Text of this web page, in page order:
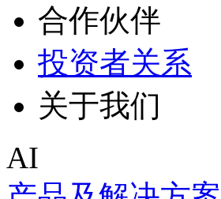
合作伙伴
投资者关系
关于我们
AI